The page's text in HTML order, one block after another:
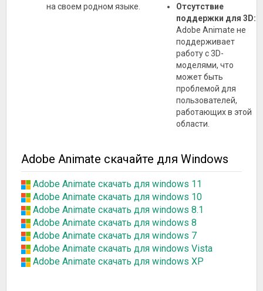
на своем родном языке.
Отсутствие
поддержки для 3D:
Adobe Animate не
поддерживает
работу с 3D-
моделями, что
может быть
проблемой для
пользователей,
работающих в этой
области.
Adobe Animate скачайте для Windows
Adobe Animate скачать для windows 11
Adobe Animate скачать для windows 10
Adobe Animate скачать для windows 8.1
Adobe Animate скачать для windows 8
Adobe Animate скачать для windows 7
Adobe Animate скачать для windows Vista
Adobe Animate скачать для windows XP